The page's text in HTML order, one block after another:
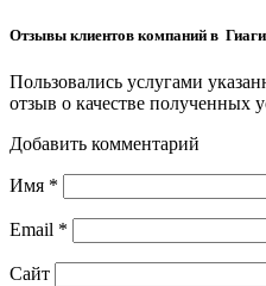
Отзывы клиентов компаний в
Пользовались услугами
отзыв о качестве полученных
Добавить комментарий
Имя *
Email *
Сайт